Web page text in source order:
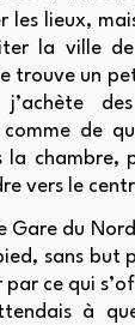
les lieux,
la ville de
trouve un
comme de
la chambre,
vers le
Gare du
sans but
ce qui
à